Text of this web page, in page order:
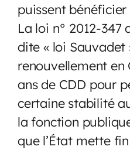
puissent bénéficier
La loi n° 2012-347
dite « loi Sauvadet
renouvellement
ans de CDD pour
certaine stabilité
la fonction
que l’État mette